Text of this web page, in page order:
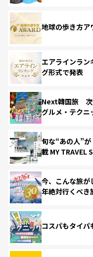
地球の歩き方ア
エアラインラ
グ形式で発表
Next韓国旅 次
グルメ・テクニ
旬な“あの人”
載 MY TRAVEL
今、こんな旅が
年絶対行くべき
コスパもタイパ